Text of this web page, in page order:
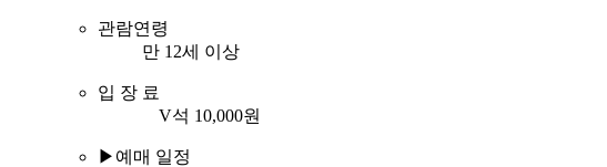
관람연령
만 12세 이상
입 장 료
V석 10,000원
▶예매 일정